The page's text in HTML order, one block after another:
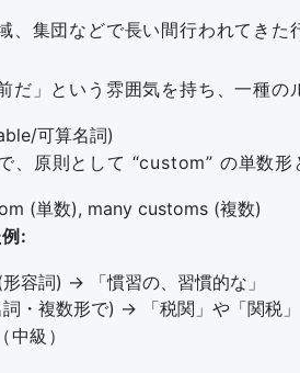
、集団などで長い間行われてきた
だ」という雰囲気を持ち、一種の
可算名詞)
、原則として “custom” の単数形
(単数), many customs (複数)
:
形容詞) → 「慣習の、習慣的な」
詞・複数形で) → 「税関」や「関税
中級）